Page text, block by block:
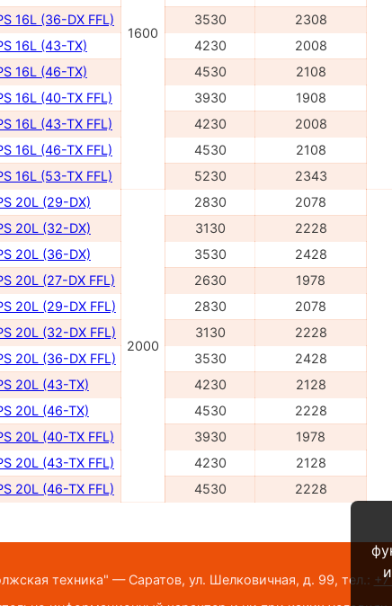
1600
16L (36-DX FFL)
3530 2308
16L (43-TX)
4230 2008
16L (46-TX)
4530 2108
16L (40-TX FFL)
3930 1908
16L (43-TX FFL)
4230 2008
16L (46-TX FFL)
4530 2108
16L (53-TX FFL)
5230 2343
20L (29-DX)
2000
2830 2078
20L (32-DX)
3130 2228
20L (36-DX)
3530 2428
20L (27-DX FFL)
2630 1978
20L (29-DX FFL)
2830 2078
20L (32-DX FFL)
3130 2228
20L (36-DX FFL)
3530 2428
20L (43-TX)
4230 2128
20L (46-TX)
4530 2228
20L (40-TX FFL)
3930 1978
20L (43-TX FFL)
4230 2128
20L (46-TX FFL)
4530 2228
техника" — Саратов, ул. Шелковичная, д. 99, тел.: